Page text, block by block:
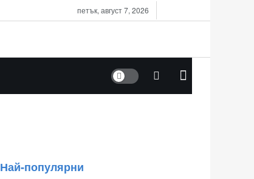
петък, август 7, 2026
Dark mode
Най-популярни